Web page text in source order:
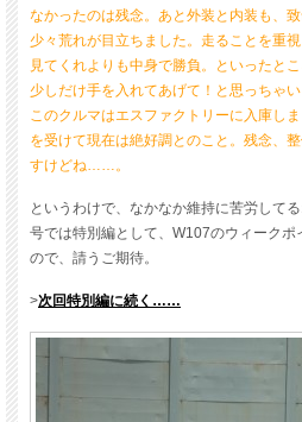
なかったのは残念。あと外装と内装も、
少々荒れが目立ちました。走ることを重
見てくれよりも中身で勝負。といったと
少しだけ手を入れてあげて！と思っちゃ
このクルマはエスファクトリーに入庫し
を受けて現在は絶好調とのこと。残念、
すけどね……。
というわけで、なかなか維持に苦労して
号では特別編として、W107のウィーク
ので、請うご期待。
>次回特別編に続く……